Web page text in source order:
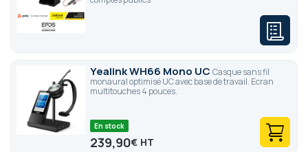
Yealink WH66 Mono UC Casque sans fil
monaural optimisé UC avec base de travail. Ecran
multitouches 4 pouces.
En stock
239,90€